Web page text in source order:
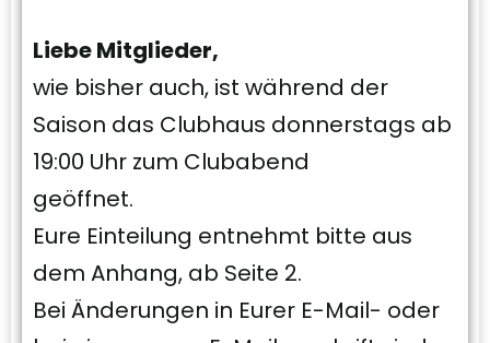
Liebe Mitglieder,
wie bisher auch, ist während der
Saison das Clubhaus donnerstags ab
19:00 Uhr zum Clubabend
geöffnet.
Eure Einteilung entnehmt bitte aus
dem Anhang, ab Seite 2.
Bei Änderungen in Eurer E-Mail- oder